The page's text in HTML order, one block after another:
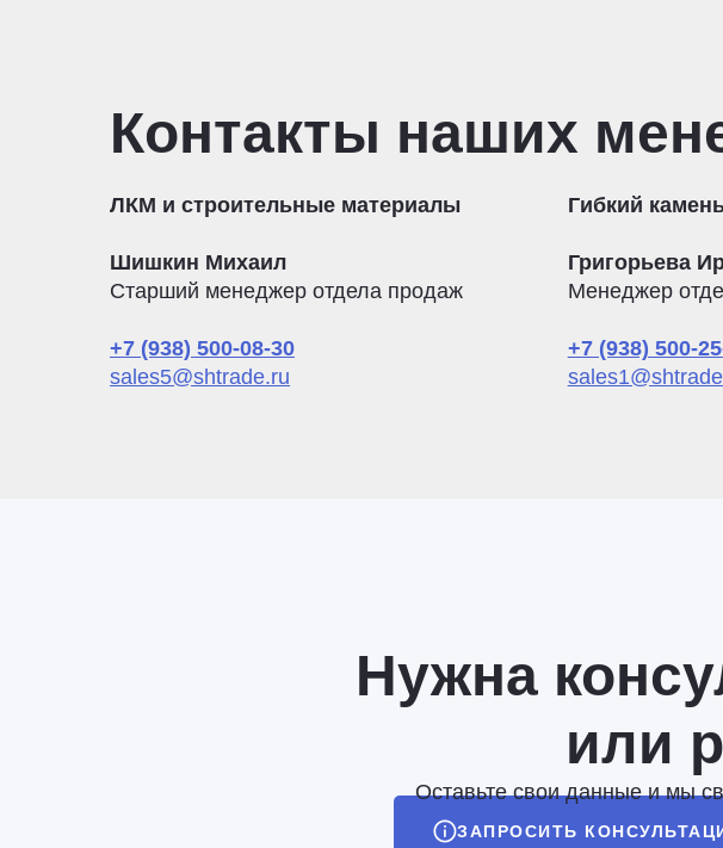
Контакты наших
ЛКМ и строительные материалы
Шишкин Михаил
Старший менеджер отдела продаж
+7 (938) 500-08-30
sales5@shtrade.ru
Гибкий
Григорьева
Менеджер
+7 (938) 500-
ЗАПРОСИТЬ
Нужна
или
Оставьте свои данные и мы